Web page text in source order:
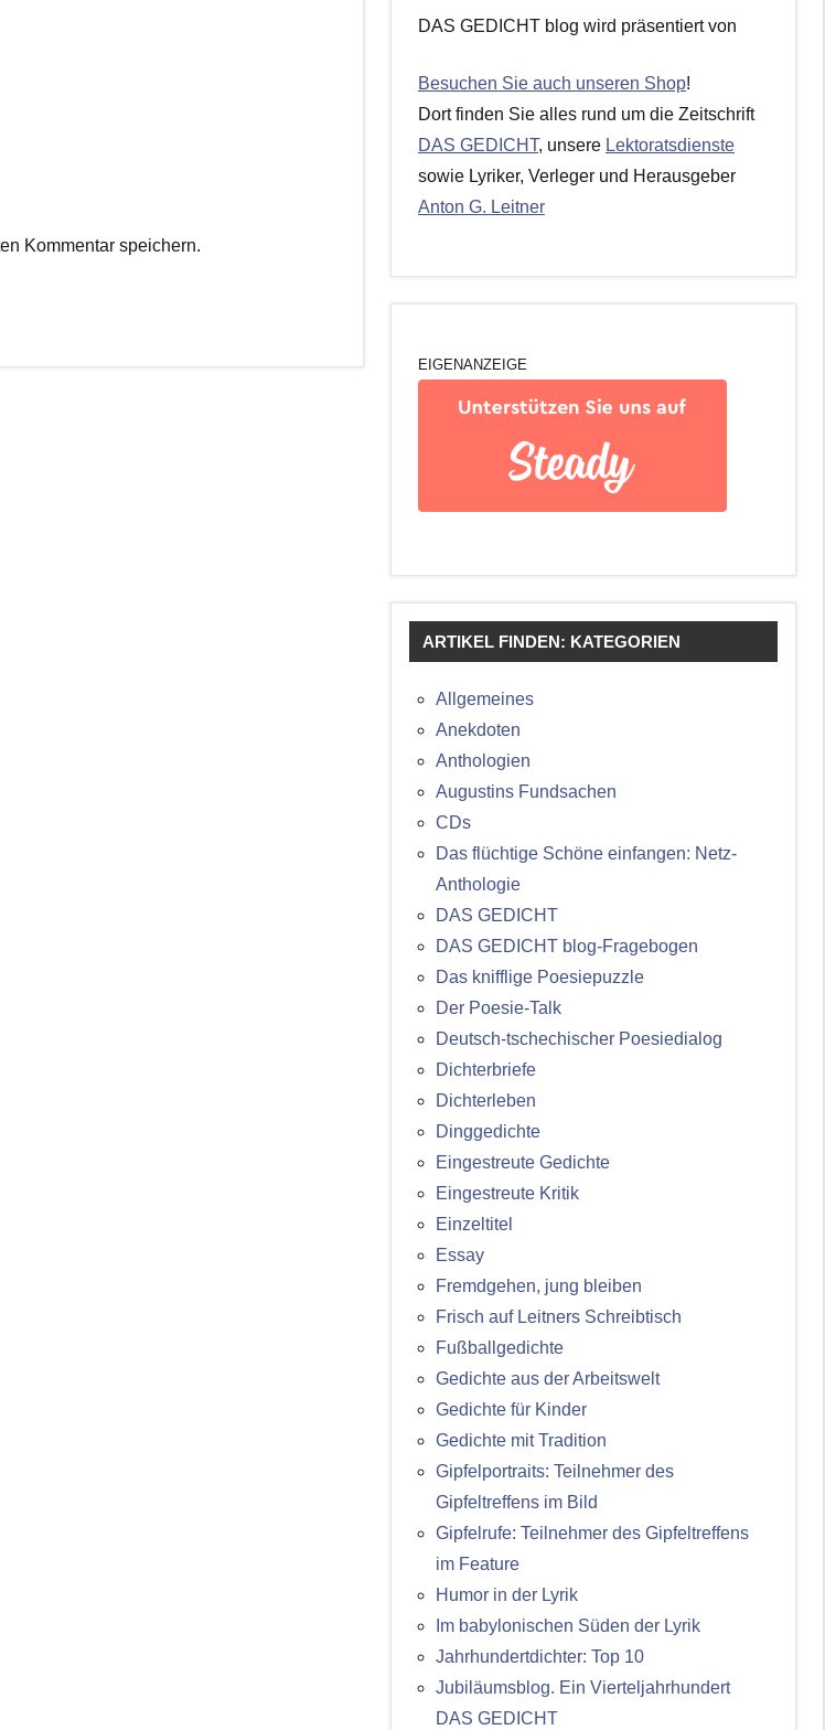
Kommentar speichern.
DAS GEDICHT blog wird präsentiert von
Besuchen Sie auch unseren Shop!
Dort finden Sie alles rund um die Zeitschrift
DAS GEDICHT, unsere Lektoratsdienste
sowie Lyriker, Verleger und Herausgeber
Anton G. Leitner
EIGENANZEIGE
ARTIKEL FINDEN: KATEGORIEN
Allgemeines
Anekdoten
Anthologien
Augustins Fundsachen
CDs
Das flüchtige Schöne einfangen: Netz-
Anthologie
DAS GEDICHT
DAS GEDICHT blog-Fragebogen
Das knifflige Poesiepuzzle
Der Poesie-Talk
Deutsch-tschechischer Poesiedialog
Dichterbriefe
Dichterleben
Dinggedichte
Eingestreute Gedichte
Eingestreute Kritik
Einzeltitel
Essay
Fremdgehen, jung bleiben
Frisch auf Leitners Schreibtisch
Fußballgedichte
Gedichte aus der Arbeitswelt
Gedichte für Kinder
Gedichte mit Tradition
Gipfelportraits: Teilnehmer des
Gipfeltreffens im Bild
Gipfelrufe: Teilnehmer des Gipfeltreffens
im Feature
Humor in der Lyrik
Im babylonischen Süden der Lyrik
Jahrhundertdichter: Top 10
Jubiläumsblog. Ein Vierteljahrhundert
DAS GEDICHT